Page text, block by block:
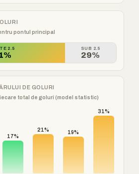
pontul principal
2.5 SUB 2.5
29%
DE GOLURI
total de goluri (model statistic)
17%
21% 19%
31%